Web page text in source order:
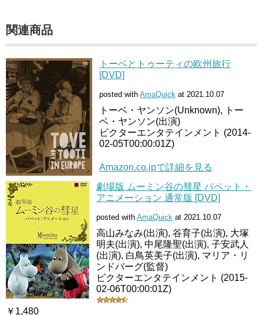
関連商品
トーベとトゥーティの欧州旅行
[DVD]
posted with AmaQuick at 2021.10.07
トーベ・ヤンソン(Unknown), トー
ベ・ヤンソン(出演)
ビクターエンタテインメント (2014-
02-05T00:00:01Z)
Amazon.co.jpで詳細を見る
劇場版 ムーミン谷の彗星 パペット・
アニメーション 通常版 [DVD]
posted with AmaQuick at 2021.10.07
高山みなみ(出演), 谷育子(出演), 大塚
明夫(出演), 中尾隆聖(出演), 子安武人
(出演), 白鳥英美子(出演), マリア・リ
ンドバーグ(監督)
ビクターエンタテインメント (2015-
02-06T00:00:01Z)
￥1,480